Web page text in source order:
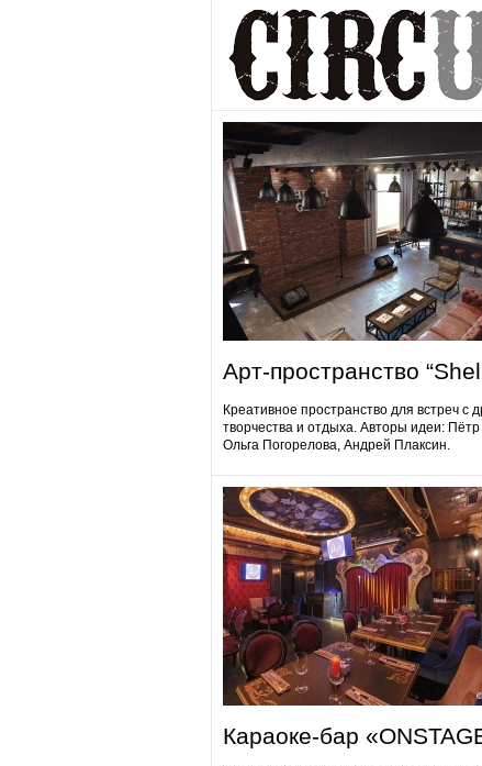
Арт-пространство
Креативное пространство для встреч с
творчества и отдыха. Авторы идеи:
Ольга Погорелова, Андрей Плаксин.
Караоке-бар